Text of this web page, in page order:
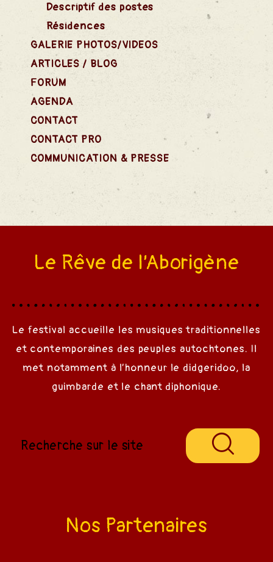
Descriptif des postes
Résidences
GALERIE PHOTOS/VIDEOS
ARTICLES / BLOG
FORUM
AGENDA
CONTACT
CONTACT PRO
COMMUNICATION & PRESSE
Le Rêve de l’Aborigène
Le festival accueille les musiques traditionnelles
et contemporaines des peuples autochtones. Il
met notamment à l’honneur le didgeridoo, la
guimbarde et le chant diphonique.
Nos Partenaires